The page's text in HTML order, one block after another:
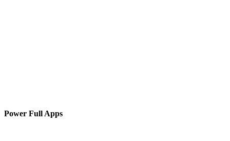
Power Full Apps